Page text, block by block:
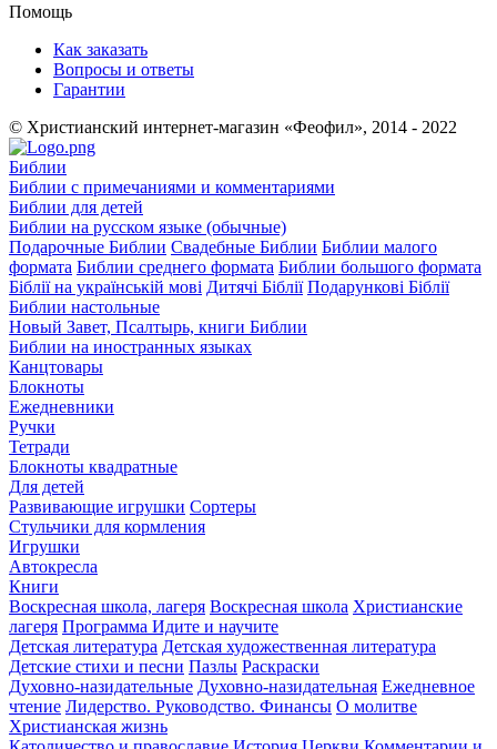
Помощь
Как заказать
Вопросы и ответы
Гарантии
© Христианский интернет-магазин «Феофил», 2014 - 2022
Библии
Библии с примечаниями и комментариями
Библии для детей
Библии на русском языке (обычные)
Подарочные Библии Свадебные Библии Библии малого
формата Библии среднего формата Библии большого формата
Біблії на українській мові Дитячі Біблії Подарункові Біблії
Библии настольные
Новый Завет, Псалтырь, книги Библии
Библии на иностранных языках
Канцтовары
Блокноты
Ежедневники
Ручки
Тетради
Блокноты квадратные
Для детей
Развивающие игрушки Сортеры
Стульчики для кормления
Игрушки
Автокресла
Книги
Воскресная школа, лагеря Воскресная школа Христианские
лагеря Программа Идите и научите
Детская литература Детская художественная литература
Детские стихи и песни Пазлы Раскраски
Духовно-назидательные Духовно-назидательная Ежедневное
чтение Лидерство. Руководство. Финансы О молитве
Христианская жизнь